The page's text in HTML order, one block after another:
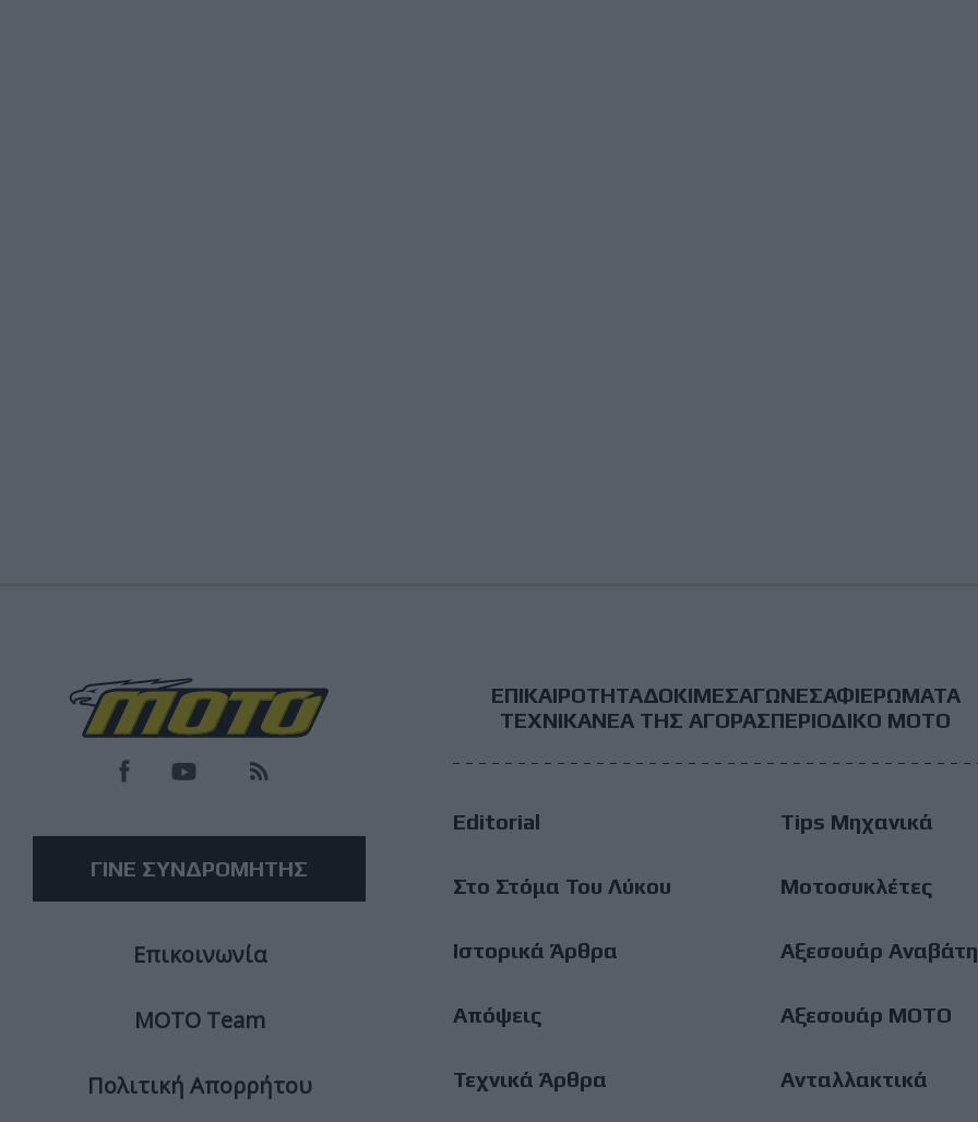
ΓΙΝΕ ΣΥΝΔΡΟΜΗΤΗΣ
Επικοινωνία
ΜΟΤΟ Team
Πολιτική Απορρήτου
Footer
Main
Menu
ΕΠΙΚΑΙΡΟΤΗΤΑΔΟΚΙΜΕΣΑΓΩΝΕΣΑΦΙΕΡΩΜΑΤΑ
ΤΕΧΝΙΚΑΝΕΑ ΤΗΣ ΑΓΟΡΑΣΠΕΡΙΟΔΙΚΟ ΜΟΤΟ
Editorial
Στο Στόμα Του Λύκου
Ιστορικά Άρθρα
Απόψεις
Τεχνικά Άρθρα
Tips Μηχανικά
Μοτοσυκλέτες
Αξεσουάρ Αναβάτη
Αξεσουάρ ΜΟΤΟ
Ανταλλακτικά